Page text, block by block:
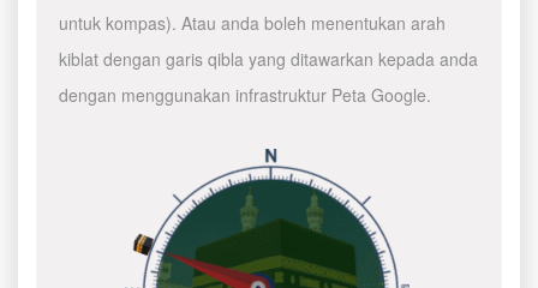
untuk kompas). Atau anda boleh menentukan arah
kiblat dengan garis qibla yang ditawarkan kepada anda
dengan menggunakan infrastruktur Peta Google.